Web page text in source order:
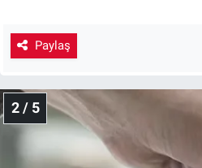
Paylaş
2 / 5